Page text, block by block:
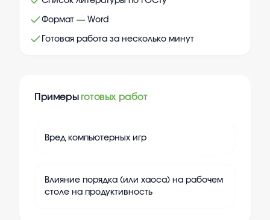
Формат — Word
Готовая работа за несколько минут
Примеры готовых работ
Вред компьютерных игр
Влияние порядка (или хаоса) на рабочем
столе на продуктивность